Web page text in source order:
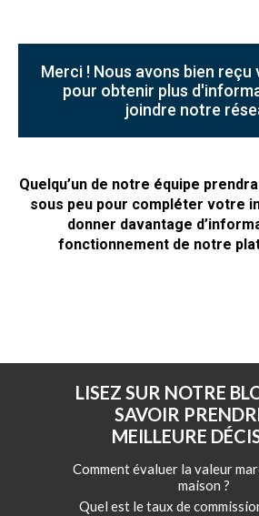
Merci ! Nous avons bien reçu
pour obtenir plus
joindre notre
Quelqu’un de notre équipe
sous peu pour compléter votre
donner davantage
fonctionnement de notre
LISEZ SUR NOTRE
SAVOIR
MEILLEURE
Comment évaluer la valeur
maison ?
Quel est le taux de